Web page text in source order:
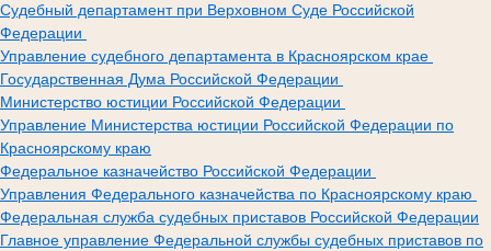
Судебный департамент при Верховном Суде Российской
Федерации
Управление судебного департамента в Красноярском крае
Государственная Дума Российской Федерации
Министерство юстиции Российской Федерации
Управление Министерства юстиции Российской Федерации по
Красноярскому краю
Федеральное казначейство Российской Федерации
Управления Федерального казначейства по Красноярскому краю
Федеральная служба судебных приставов Российской Федерации
Главное управление Федеральной службы судебных приставов по